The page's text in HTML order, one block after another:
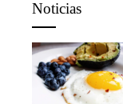
Noticias